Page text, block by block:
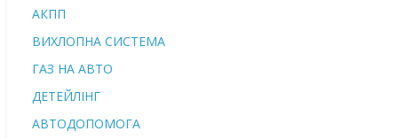
АКПП
ВИХЛОПНА СИСТЕМА
ГАЗ НА АВТО
ДЕТЕЙЛІНГ
АВТОДОПОМОГА